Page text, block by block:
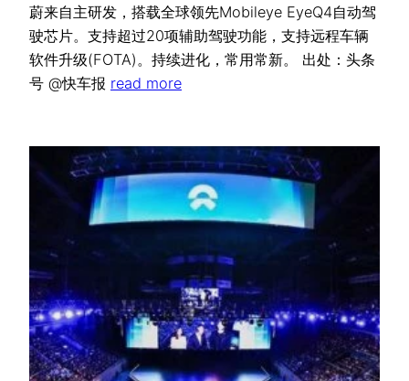
蔚来自主研发，搭载全球领先Mobileye EyeQ4自动驾
驶芯片。支持超过20项辅助驾驶功能，支持远程车辆
软件升级(FOTA)。持续进化，常用常新。 出处：头条
号 @快车报 read more